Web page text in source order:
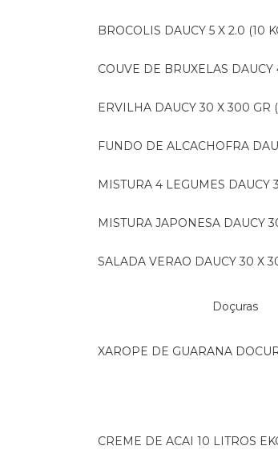
BROCOLIS DAUCY 5 X 2.0 (10
COUVE DE BRUXELAS DAUCY
ERVILHA DAUCY 30 X 300 GR
FUNDO DE ALCACHOFRA
MISTURA 4 LEGUMES
MISTURA JAPONESA DAUCY
SALADA VERAO DAUCY 30 X
Doçuras
XAROPE DE GUARANA
CREME DE ACAI 10 LITROS